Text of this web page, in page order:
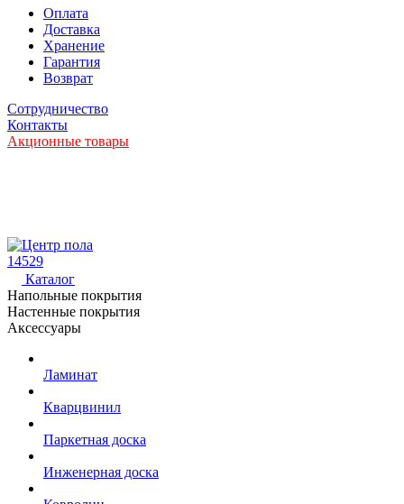
Оплата
Доставка
Хранение
Гарантия
Возврат
Сотрудничество
Контакты
Акционные товары
14529
Каталог
Напольные покрытия
Настенные покрытия
Аксессуары
Ламинат
Кварцвинил
Паркетная доска
Инженерная доска